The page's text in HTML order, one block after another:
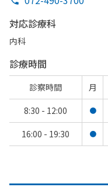
対応診療科
内科
診療時間
診察時間 月
8:30 - 12:00
●
16:00 - 19:30 ●